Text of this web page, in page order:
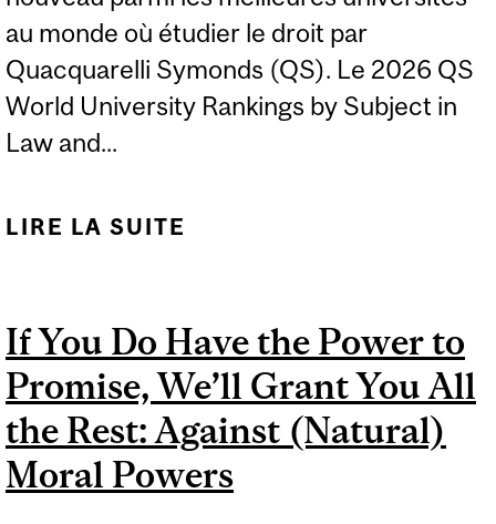
au monde où étudier le droit par
Quacquarelli Symonds (QS). Le 2026 QS
World University Rankings by Subject in
Law and...
LIRE LA SUITE
PAR QS
If You Do Have the Power to
Promise, We’ll Grant You All
the Rest: Against (Natural)
Moral Powers